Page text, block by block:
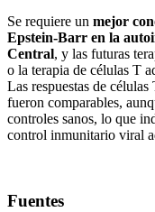
Se requiere un mejor
Epstein-Barr en la
Central, y las futuras
o la terapia de células T
Las respuestas de
fueron comparables,
controles sanos, lo que
control inmunitario viral
Fuentes